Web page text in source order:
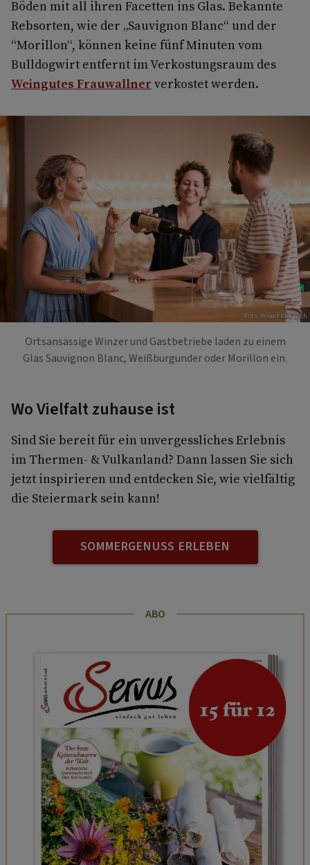
Böden mit all ihren Facetten ins Glas. Bekannte
Rebsorten, wie der „Sauvignon Blanc“ und der
“Morillon“, können keine fünf Minuten vom
Bulldogwirt entfernt im Verkostungsraum des
Weingutes Frauwallner verkostet werden.
Foto: Robert Maybach
Ortsansässige Winzer und Gastbetriebe laden zu einem
Glas Sauvignon Blanc, Weißburgunder oder Morillon ein.
Wo Vielfalt zuhause ist
Sind Sie bereit für ein unvergessliches Erlebnis
im Thermen- & Vulkanland? Dann lassen Sie sich
jetzt inspirieren und entdecken Sie, wie vielfältig
die Steiermark sein kann!
SOMMERGENUSS ERLEBEN
ABO